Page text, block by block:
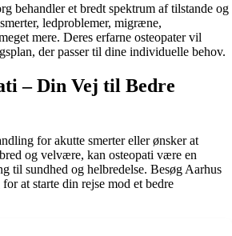
behandler et bredt spektrum af tilstande og
ledproblemer, migræne,
mere. Deres erfarne osteopater vil
der passer til dine individuelle behov.
– Din Vej til Bedre
for akutte smerter eller ønsker at
og velvære, kan osteopati være en
til sundhed og helbredelse. Besøg Aarhus
at starte din rejse mod et bedre